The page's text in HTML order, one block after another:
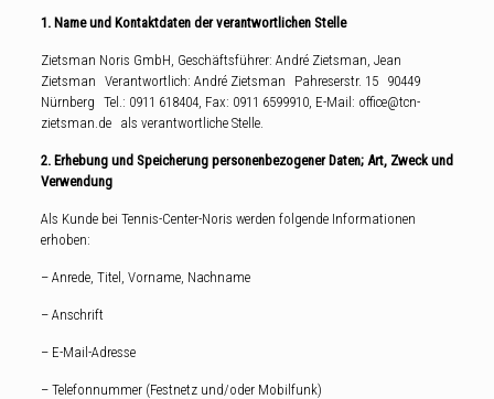
1. Name und Kontaktdaten der verantwortlichen Stelle
Zietsman Noris GmbH, Geschäftsführer: André Zietsman, Jean
Zietsman Verantwortlich: André Zietsman Pahreserstr. 15 90449
Nürnberg Tel.: 0911 618404, Fax: 0911 6599910, E-Mail: office@tcn-
zietsman.de als verantwortliche Stelle.
2. Erhebung und Speicherung personenbezogener Daten; Art, Zweck und
Verwendung
Als Kunde bei Tennis-Center-Noris werden folgende Informationen
erhoben:
– Anrede, Titel, Vorname, Nachname
– Anschrift
– E-Mail-Adresse
– Telefonnummer (Festnetz und/oder Mobilfunk)